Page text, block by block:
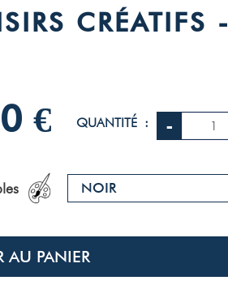
CRÉATIFS -
€ QUANTITÉ : -
AU PANIER